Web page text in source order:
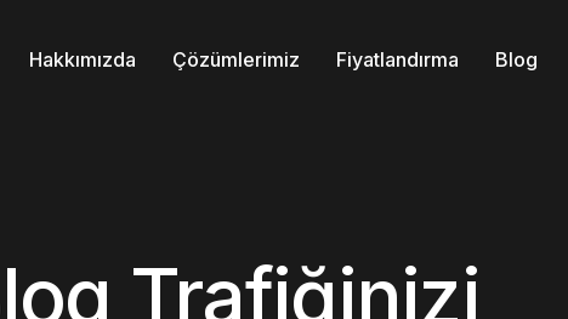
Hakkımızda Çözümlerimiz Fiyatlandırma Blog
Trafiğinizi